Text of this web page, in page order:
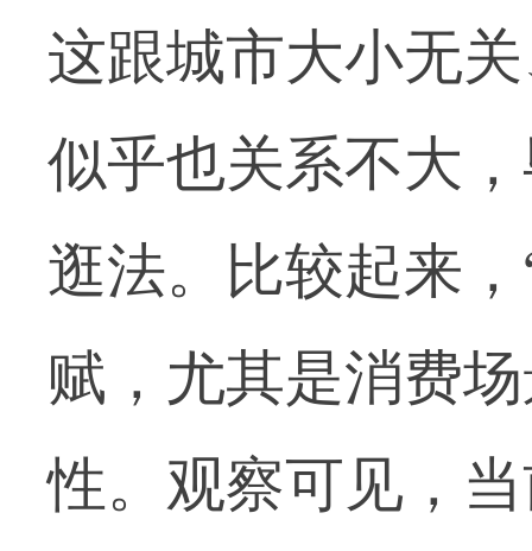
这跟城市大小无
似乎也关系不大
逛法。比较起来
赋，尤其是消费
性。观察可见，